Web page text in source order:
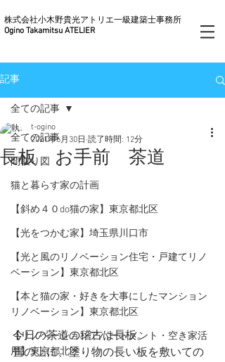
株式会社小木野貴光アトリエ一級建築士事務所
Ogino Takamitsu ATELIER
記事
全ての記事
間取り図
猫と暮らす家の計画
【斜め４０do猫の家】東京都北区
【光をつかむ家】埼玉県川口市
【光と風のリノベーション住宅・戸建てリノ
ベーション】東京都北区
【本と猫の家・好きを大事にしたマンション
リノベーション】東京都北区
【リノベーションアパートメント・空き家活
用】東京都北区
全ての記事
長板 お手前 茶道
t-ogino
2021年6月30日 読了時間: 12分
今日の茶道の稽古は長板。
畳の上に、塗り物の長い板を敷いての